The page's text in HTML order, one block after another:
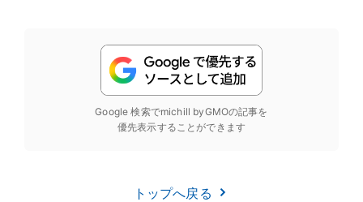
Google 検索でmichill byGMOの記事を
優先表示することができます
トップへ戻る